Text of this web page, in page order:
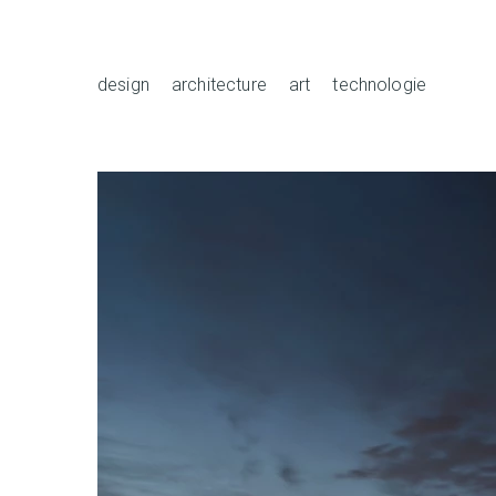
design architecture art technologie